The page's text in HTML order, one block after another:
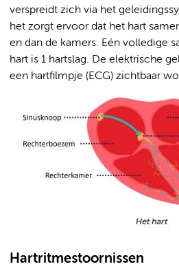
verspreidt zich via het
het zorgt ervoor dat het hart
en dan de kamers. Eén volledige
hart is 1 hartslag. De elektrische
een hartfilmpje (ECG) zichtbaar
Hartritmestoornissen